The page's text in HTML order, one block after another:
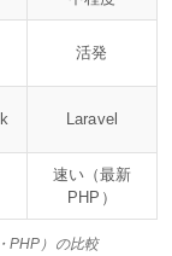
活発
Laravel
速い（最新
PHP）
PHP）の比較